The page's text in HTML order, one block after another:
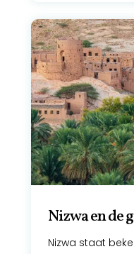
Nizwa en de
Nizwa staat